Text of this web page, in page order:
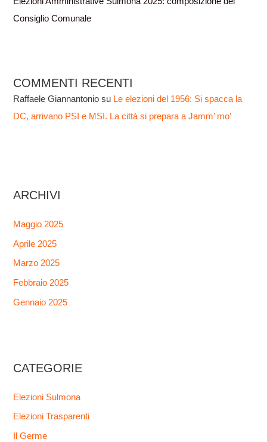
Consiglio Comunale
COMMENTI RECENTI
Raffaele Giannantonio su Le elezioni del 1956: Si spacca la
DC, arrivano PSI e MSI. La città si prepara a Jamm’ mo’
ARCHIVI
Maggio 2025
Aprile 2025
Marzo 2025
Febbraio 2025
Gennaio 2025
CATEGORIE
Elezioni Sulmona
Elezioni Trasparenti
Il Germe